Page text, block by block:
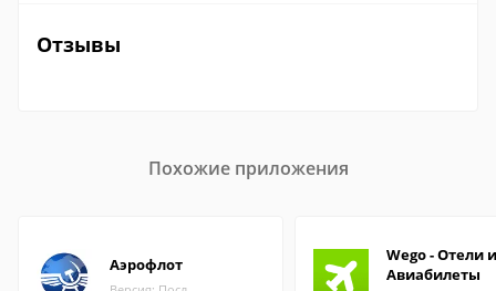
Отзывы
Похожие приложения
Аэрофлот
Wego - Отели и
Авиабилеты